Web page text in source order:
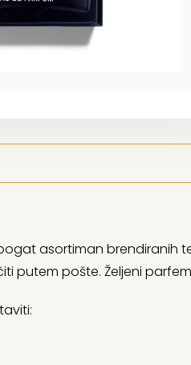
asortiman brendiranih
putem pošte. Željeni